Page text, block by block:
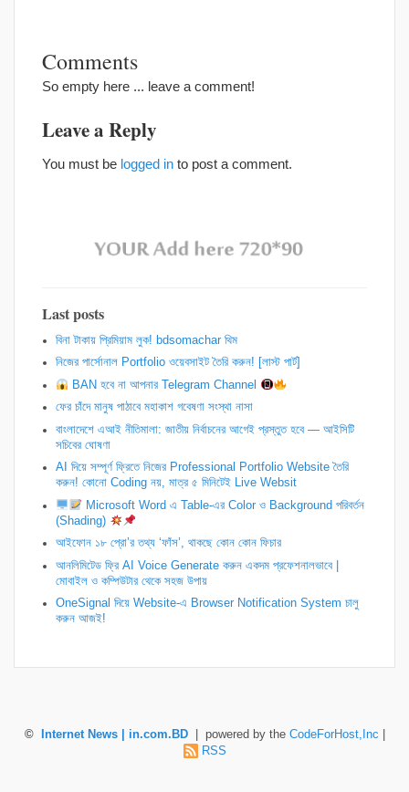
Comments
So empty here ... leave a comment!
Leave a Reply
You must be logged in to post a comment.
Last posts
বিনা টাকায় প্রিমিয়াম লুক! bdsomachar থিম
নিজের পার্সোনাল Portfolio ওয়েবসাইট তৈরি করুন! [লাস্ট পার্ট]
BAN হবে না আপনার Telegram Channel
ফের চাঁদে মানুষ পাঠাবে মহাকাশ গবেষণা সংস্থা নাসা
বাংলাদেশে এআই নীতিমালা: জাতীয় নির্বাচনের আগেই প্রস্তুত হবে — আইসিটি
সচিবের ঘোষণা
AI দিয়ে সম্পূর্ণ ফ্রিতে নিজের Professional Portfolio Website তৈরি
করুন! কোনো Coding নয়, মাত্র ৫ মিনিটেই Live Websit
Microsoft Word এ Table-এর Color ও Background পরিবর্তন
(Shading)
আইফোন ১৮ প্রো’র তথ্য ‘ফাঁস’, থাকছে কোন কোন ফিচার
আনলিমিটেড ফ্রি AI Voice Generate করুন একদম প্রফেশনালভাবে |
মোবাইল ও কম্পিউটার থেকে সহজ উপায়
OneSignal দিয়ে Website-এ Browser Notification System চালু
করুন আজই!
© Internet News | in.com.BD| powered by the CodeForHost,Inc
RSS